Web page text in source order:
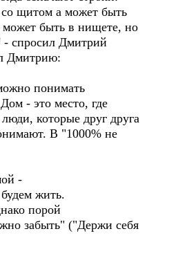
щитом а может быть
может быть в нищете, но
спросил Дмитрий
Дмитрию:
понимать
- это место, где
которые друг друга
В "1000% не
-
жить.
порой
забыть" ("Держи себя